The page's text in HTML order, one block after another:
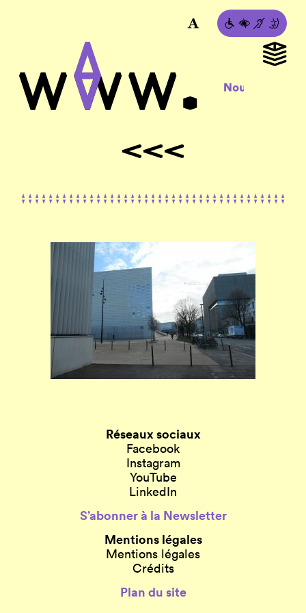
Réseaux sociaux
Facebook
Instagram
YouTube
LinkedIn
S’abonner à la Newsletter
Mentions légales
Mentions légales
Crédits
Plan du site